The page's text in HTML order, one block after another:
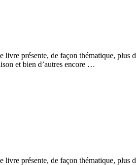
présente, de façon thématique, plus
et bien d’autres encore …
présente, de façon thématique, plus